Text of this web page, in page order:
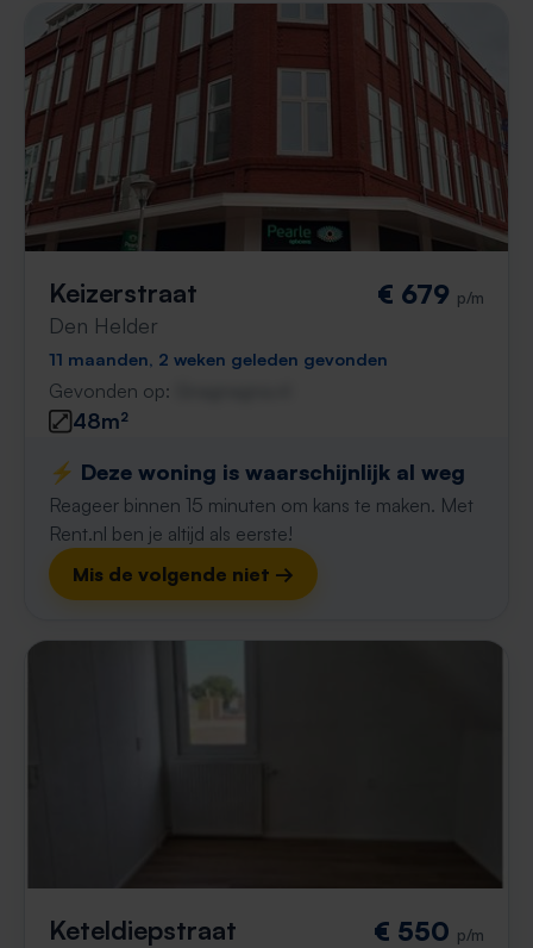
Keizerstraat
Den Helder
€ 679 p/m
11 maanden, 2 weken geleden gevonden
Gevonden op:
48m²
⚡️ Deze woning is waarschijnlijk al weg
Reageer binnen 15 minuten om kans te maken. Met
Rent.nl ben je altijd als eerste!
Mis de volgende niet →
Keteldiepstraat € 550 p/m